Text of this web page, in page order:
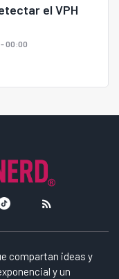
el VPH
- 00:00
compartan ideas y
y un